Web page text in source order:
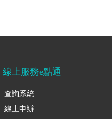
線上服務e點通
查詢系統
線上申辦